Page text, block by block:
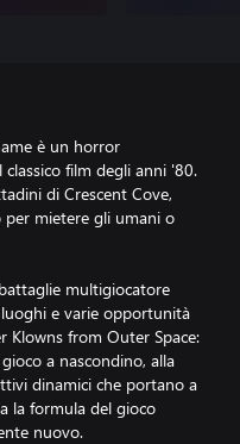
è un horror
film degli anni '80.
di Crescent Cove,
mietere gli umani o
multigiocatore
e varie opportunità
Klowns from Outer Space:
a nascondino, alla
dinamici che portano a
la formula del gioco
nuovo.